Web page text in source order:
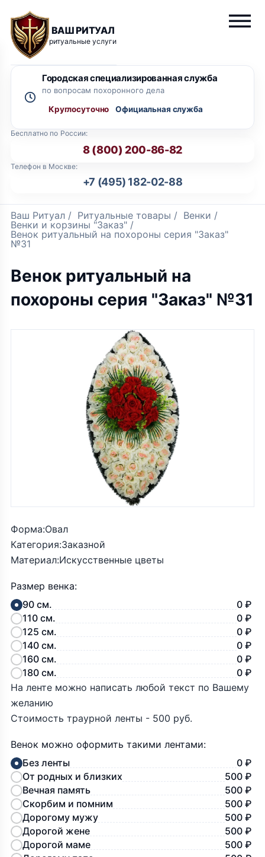
ВАШ РИТУАЛ
ритуальные услуги
Бесплатно по России:
8 (800) 200-86-82
Телефон в Москве:
+7 (495) 182-02-88
Городская специализированная служба
по вопросам похоронного дела
Круглосуточно
Ваш Ритуал / Ритуальные товары / Венки /
Венки и корзины "Заказ" /
Венок ритуальный на похороны серия "Заказ"
№31
Венок ритуальный на
похороны серия "Заказ" №31
Форма:Овал
Категория:Заказной
Материал:Искусственные цветы
Размер венка:
90 см.
0 ₽
110 см.
0 ₽
125 см.
0 ₽
140 см.
0 ₽
160 см.
0 ₽
180 см.
0 ₽
На ленте можно написать любой текст по Вашему
желанию
Стоимость траурной ленты - 500 руб.
Венок можно оформить такими лентами:
Без ленты
0 ₽
От родных и близких
500 ₽
Вечная память
500 ₽
Скорбим и помним
500 ₽
Дорогому мужу
500 ₽
Дорогой жене
500 ₽
Дорогой маме
500 ₽